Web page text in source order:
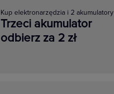
Kup elektronarzędzia i 2 akumulatory
Trzeci akumulator
odbierz za 2 zł